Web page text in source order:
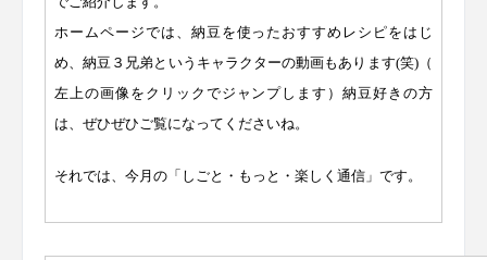
ホームページでは、納豆を使ったおすすめレシピをはじ
め、納豆３兄弟というキャラクターの動画もあります(笑)（
左上の画像をクリックでジャンプします）納豆好きの方
は、 ぜひぜひご覧になってくださいね。
それでは、今月の「しごと・もっと・楽しく通信」です。